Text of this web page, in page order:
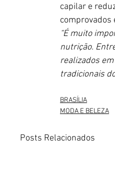
capilar e
comprovados
“É muito
nutrição.
realizados
tradicionais
BRASÍLIA
MODA E BELEZA
Posts Relacionados